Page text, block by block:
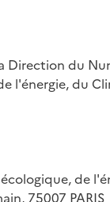
Direction du
l'énergie, du
de
75007 PARIS